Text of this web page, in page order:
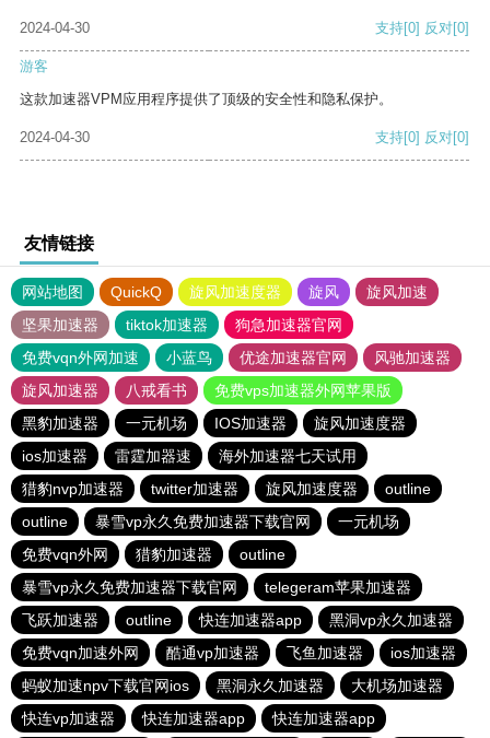
2024-04-30 支持[0] 反对[0]
游客
这款加速器VPM应用程序提供了顶级的安全性和隐私保护。
2024-04-30 支持[0] 反对[0]
友情链接
网站地图 QuickQ 旋风加速度器 旋风
旋风加速
坚果加速器
tiktok加速器
狗急加速器官网
免费vqn外网加速
小蓝鸟 优途加速器官网
风驰加速器
旋风加速器
八戒看书
免费vps加速器外网苹果版
黑豹加速器
一元机场 IOS加速器
旋风加速度器
ios加速器
雷霆加器速
海外加速器七天试用
猎豹nvp加速器
twitter加速器 旋风加速度器
outline
outline
暴雪vp永久免费加速器下载官网
一元机场
免费vqn外网
猎豹加速器
outline
暴雪vp永久免费加速器下载官网
telegeram苹果加速器
飞跃加速器
outline 快连加速器app
黑洞vp永久加速器
免费vqn加速外网
酷通vp加速器 飞鱼加速器
ios加速器
蚂蚁加速npv下载官网ios
黑洞永久加速器
大机场加速器
快连vp加速器
快连加速器app 快连加速器app